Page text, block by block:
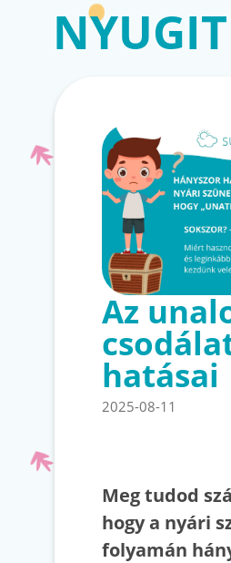
Az
hatásai
2025-08-11
Meg tudod
hogy a nyári
folyamán